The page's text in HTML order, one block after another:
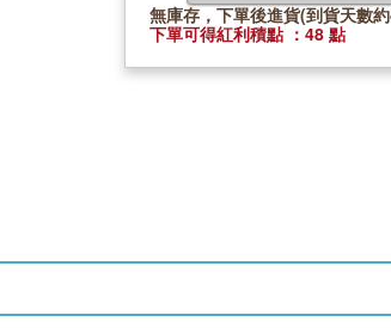
無庫存，下單後進貨(到貨天數
下單可得紅利積點 ：48 點